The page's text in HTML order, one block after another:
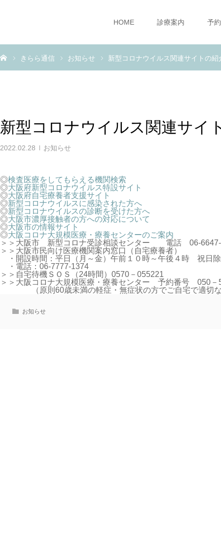
HOME 診療案内 予
きらら通信 お知らせ 新型コロナウイルス関連サイトの紹
新型コロナウイルス関連サイ
2022.02.28 お知らせ
◎検査医療をしてもらえる機関検索
◎大阪府新型コロナウイルス特設サイト
◎大阪府自宅療養者支援サイト
◎新型コロナウイルスに感染された方へ
◎新型コロナウイルスの診断を受けた方へ
◎大阪市濃厚接触者の方への対応について
◎大阪市の情報サイト
◎大阪コロナ大規模医療・療養センターのご案内
＞＞大阪市 新型コロナ受診相談センター 電話 06-
＞＞大阪市民向け医療機関案内窓口（自宅療養者）
・開設時間：平日（月～金）午前１０時～午後４時 祝日
・電話：06-7777-1374
＞＞自宅待機ＳＯＳ（24時間）0570－055221
＞＞大阪コロナ大規模医療・療養センター 予約番号 050
（原則60歳未満の軽症・無症状の方でご自宅で適切な
お知らせ